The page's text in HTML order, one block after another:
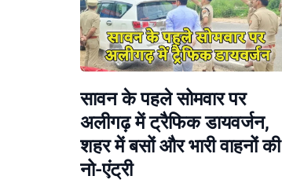
सावन के पहले सोमवार पर
अलीगढ़ में ट्रैफिक डायवर्जन,
शहर में बसों और भारी वाहनों की
नो-एंट्री